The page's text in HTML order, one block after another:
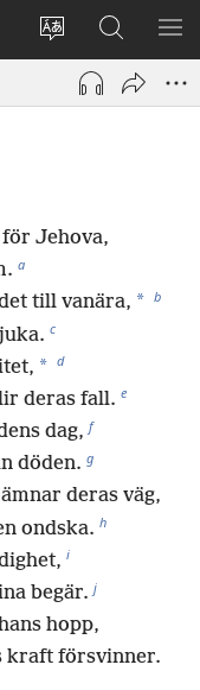
Ändra
webbplatsens
språk
Logga
(öppnar
Sök
på
jw.org
Jehova,
a
till vanära, * b
c
* d
deras fall. e
dag, f
döden. g
deras väg,
ondska. h
i
begär. j
hopp,
kraft försvinner.